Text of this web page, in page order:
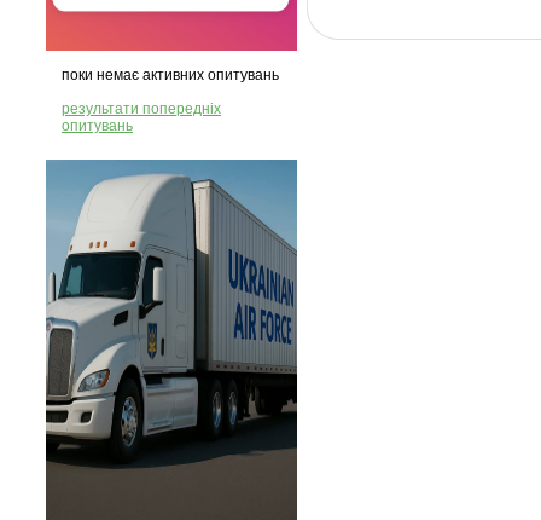
поки немає активних опитувань
результати попередніх
опитувань